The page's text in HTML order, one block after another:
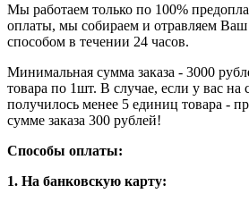
Мы работаем только по 100%
оплаты, мы собираем и отравляем
способом в течении 24 часов.
Минимальная сумма заказа - 3000
товара по 1шт. В случае, если у вас на
получилось менее 5 единиц товара -
сумме заказа 300 рублей!
Способы оплаты:
1. На банковскую карту: